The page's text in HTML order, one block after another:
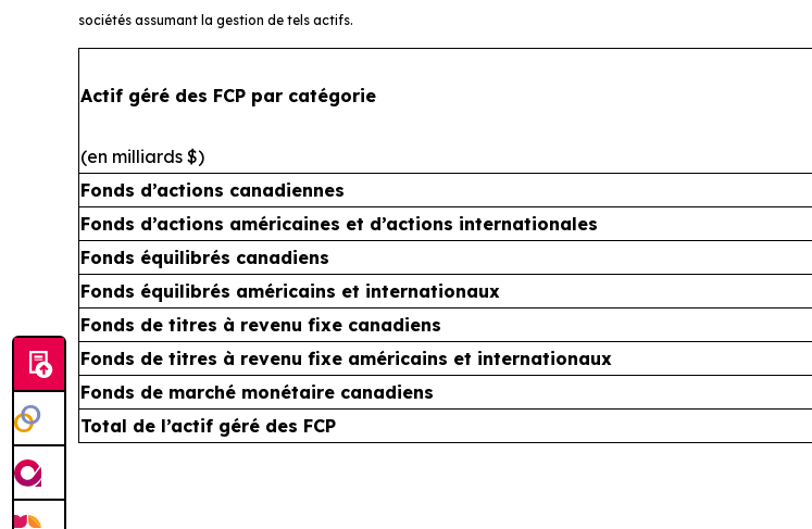
sociétés assumant la gestion de tels actifs.
Actif géré des FCP par catégorie
(en milliards $)
Fonds d’actions canadiennes
Fonds d’actions américaines et d’actions internationales
Fonds équilibrés canadiens
Fonds équilibrés américains et internationaux
Fonds de titres à revenu fixe canadiens
Fonds de titres à revenu fixe américains et internationaux
Fonds de marché monétaire canadiens
Total de l’actif géré des FCP